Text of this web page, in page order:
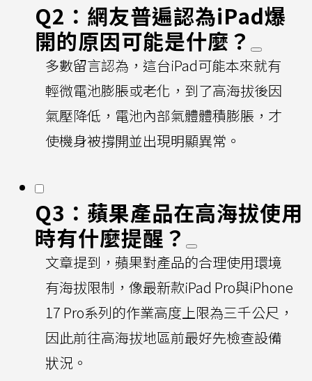
Q2：網友普遍認為iPad爆
開的原因可能是什麼？
多數留言認為，這台iPad可能本來就有
輕微電池膨脹或老化，到了高海拔後因
氣壓降低，電池內部氣體體積膨脹，才
使機身被撐開並出現明顯異常。
Q3：蘋果產品在高海拔使用
時有什麼提醒？
文章提到，蘋果對產品的合理使用環境
有海拔限制，像最新款iPad Pro與iPhone
17 Pro系列的作業高度上限為三千公尺，
因此前往高海拔地區前最好先檢查設備
狀況。